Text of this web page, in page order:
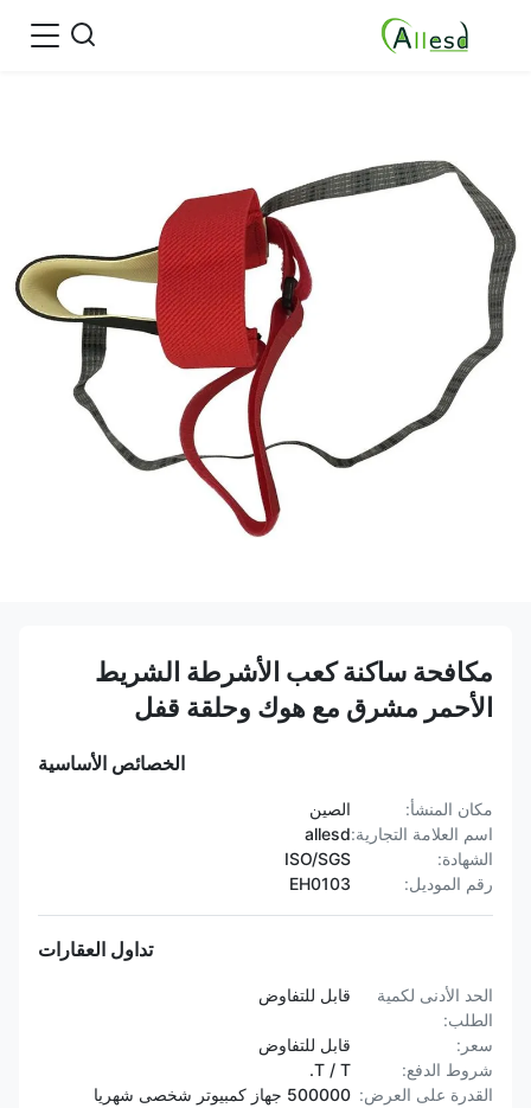
مكافحة ساكنة كعب الأشرطة الشريط
الأحمر مشرق مع هوك وحلقة قفل
الخصائص الأساسية
مكان المنشأ:
الصين
اسم العلامة التجارية:allesd
الشهادة:
ISO/SGS
رقم الموديل:
EH0103
تداول العقارات
الحد الأدنى لكمية
الطلب:
قابل للتفاوض
سعر:
قابل للتفاوض
شروط الدفع:
T / T.
القدرة على العرض: 500000 جهاز كمبيوتر شخصى شهريا